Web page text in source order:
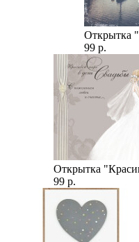
Открытка
99 р.
Открытка
99 р.